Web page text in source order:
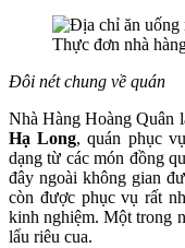
Thực đơn nhà
Đôi nét chung về quán
Nhà Hàng Hoàng Quân
Hạ Long, quán phục
dạng từ các món đồng
đây ngoài không gian
còn được phục vụ rất
kinh nghiệm. Một trong
lẩu riêu cua.